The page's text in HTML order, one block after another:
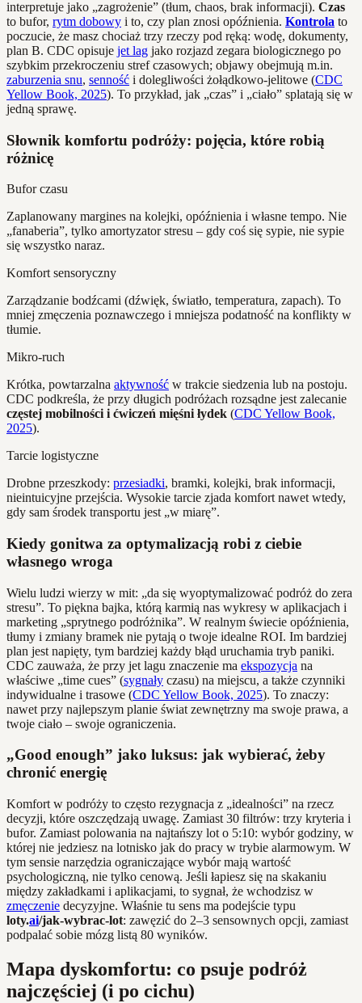
interpretuje jako „zagrożenie” (tłum, chaos, brak informacji). Czas
to bufor, rytm dobowy i to, czy plan znosi opóźnienia. Kontrola to
poczucie, że masz chociaż trzy rzeczy pod ręką: wodę, dokumenty,
plan B. CDC opisuje jet lag jako rozjazd zegara biologicznego po
szybkim przekroczeniu stref czasowych; objawy obejmują m.in.
zaburzenia snu, senność i dolegliwości żołądkowo-jelitowe (CDC
Yellow Book, 2025). To przykład, jak „czas” i „ciało” splatają się w
jedną sprawę.
Słownik komfortu podróży: pojęcia, które robią
różnicę
Bufor czasu
Zaplanowany margines na kolejki, opóźnienia i własne tempo. Nie
„fanaberia”, tylko amortyzator stresu – gdy coś się sypie, nie sypie
się wszystko naraz.
Komfort sensoryczny
Zarządzanie bodźcami (dźwięk, światło, temperatura, zapach). To
mniej zmęczenia poznawczego i mniejsza podatność na konflikty w
tłumie.
Mikro-ruch
Krótka, powtarzalna aktywność w trakcie siedzenia lub na postoju.
CDC podkreśla, że przy długich podróżach rozsądne jest zalecanie
częstej mobilności i ćwiczeń mięśni łydek (CDC Yellow Book,
2025).
Tarcie logistyczne
Drobne przeszkody: przesiadki, bramki, kolejki, brak informacji,
nieintuicyjne przejścia. Wysokie tarcie zjada komfort nawet wtedy,
gdy sam środek transportu jest „w miarę”.
Kiedy gonitwa za optymalizacją robi z ciebie
własnego wroga
Wielu ludzi wierzy w mit: „da się wyoptymalizować podróż do zera
stresu”. To piękna bajka, którą karmią nas wykresy w aplikacjach i
marketing „sprytnego podróżnika”. W realnym świecie opóźnienia,
tłumy i zmiany bramek nie pytają o twoje idealne ROI. Im bardziej
plan jest napięty, tym bardziej każdy błąd uruchamia tryb paniki.
CDC zauważa, że przy jet lagu znaczenie ma ekspozycja na
właściwe „time cues” (sygnały czasu) na miejscu, a także czynniki
indywidualne i trasowe (CDC Yellow Book, 2025). To znaczy:
nawet przy najlepszym planie świat zewnętrzny ma swoje prawa, a
twoje ciało – swoje ograniczenia.
„Good enough” jako luksus: jak wybierać, żeby
chronić energię
Komfort w podróży to często rezygnacja z „idealności” na rzecz
decyzji, które oszczędzają uwagę. Zamiast 30 filtrów: trzy kryteria i
bufor. Zamiast polowania na najtańszy lot o 5:10: wybór godziny, w
której nie jedziesz na lotnisko jak do pracy w trybie alarmowym. W
tym sensie narzędzia ograniczające wybór mają wartość
psychologiczną, nie tylko cenową. Jeśli łapiesz się na skakaniu
między zakładkami i aplikacjami, to sygnał, że wchodzisz w
zmęczenie decyzyjne. Właśnie tu sens ma podejście typu
loty.ai/jak-wybrac-lot: zawęzić do 2–3 sensownych opcji, zamiast
podpalać sobie mózg listą 80 wyników.
Mapa dyskomfortu: co psuje podróż
najczęściej (i po cichu)